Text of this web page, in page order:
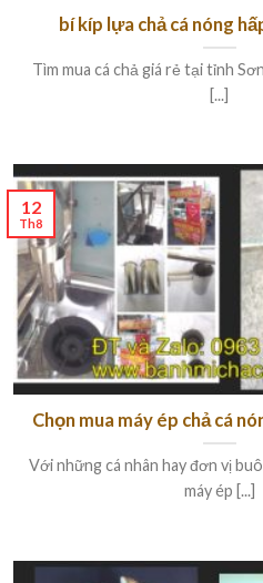
bí kíp lựa chả cá nóng
Tìm mua cá chả giá rẻ tại tỉnh
[...]
Chọn mua máy ép chả cá
Với những cá nhân hay đơn vị
máy ép [...]
12
Th8